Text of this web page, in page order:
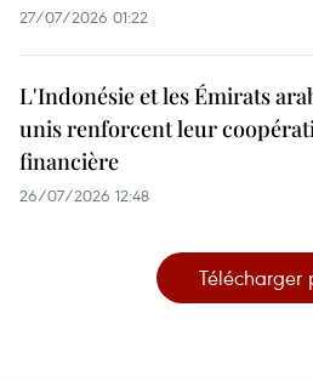
27/07/2026 01:22
L'Indonésie et les Émirats
unis renforcent leur
financière
26/07/2026 12:48
Télécharger